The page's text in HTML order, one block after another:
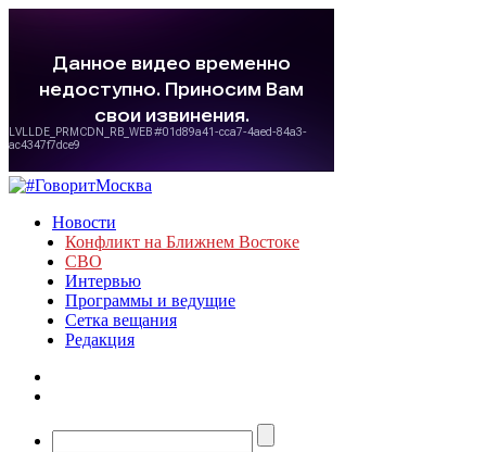
Новости
Конфликт на Ближнем Востоке
СВО
Интервью
Программы и ведущие
Сетка вещания
Редакция